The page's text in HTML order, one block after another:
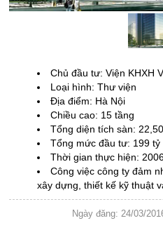
Chủ đầu tư: Viện KHXH
Loại hình: Thưviện
Địa điểm: Hà Nội
Chiều cao: 15 tầng
Tổngdiện tích sàn:
Tổng mức đầu tư: 199tỷ
Thời gian thực hiện:
Côngviệc công ty đảm
xâydựng, thiết kế kỹ thuật
Ngày đăng: 24/03/